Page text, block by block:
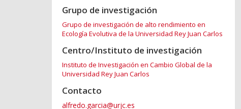
Grupo de investigación
Grupo de investigación de alto rendimiento en
Ecología Evolutiva de la Universidad Rey Juan Carlos
Centro/Instituto de investigación
Instituto de Investigación en Cambio Global de la
Universidad Rey Juan Carlos
Contacto
alfredo.garcia@urjc.es